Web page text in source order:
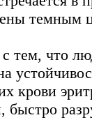
темным
с тем, что
крови
быстро